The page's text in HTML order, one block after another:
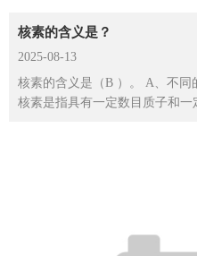
核素的含义是？
2025-08-13
核素的含义是（B ）。 A、不同
核素是指具有一定数目质子和一